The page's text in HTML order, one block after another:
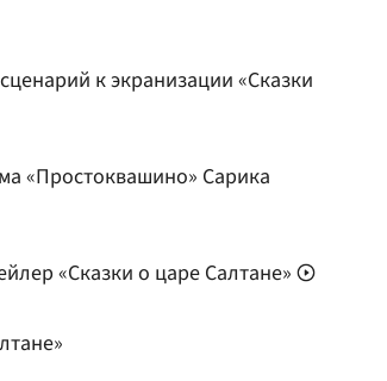
к экранизации «Сказки
«Простоквашино» Сарика
«Сказки о царе Салтане»